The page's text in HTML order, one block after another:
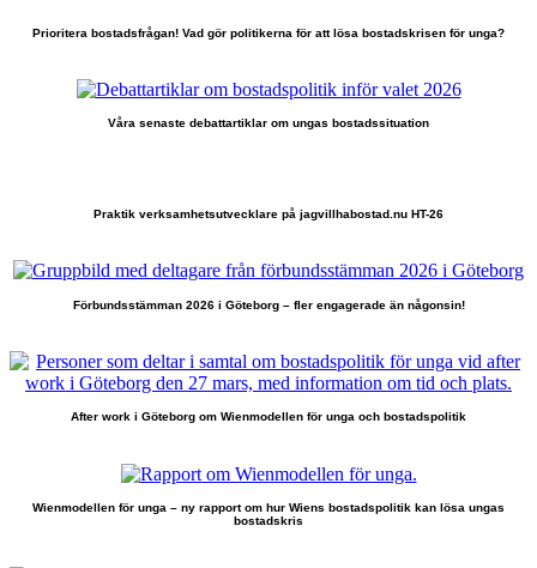
Prioritera bostadsfrågan! Vad gör politikerna för att lösa bostadskrisen för unga?
Våra senaste debattartiklar om ungas bostadssituation
Praktik verksamhetsutvecklare på jagvillhabostad.nu HT-26
Förbundsstämman 2026 i Göteborg – fler engagerade än någonsin!
After work i Göteborg om Wienmodellen för unga och bostadspolitik
Wienmodellen för unga – ny rapport om hur Wiens bostadspolitik kan lösa ungas
bostadskris